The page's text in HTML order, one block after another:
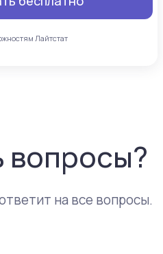
Лайтстат
вопросы?
на все вопросы.